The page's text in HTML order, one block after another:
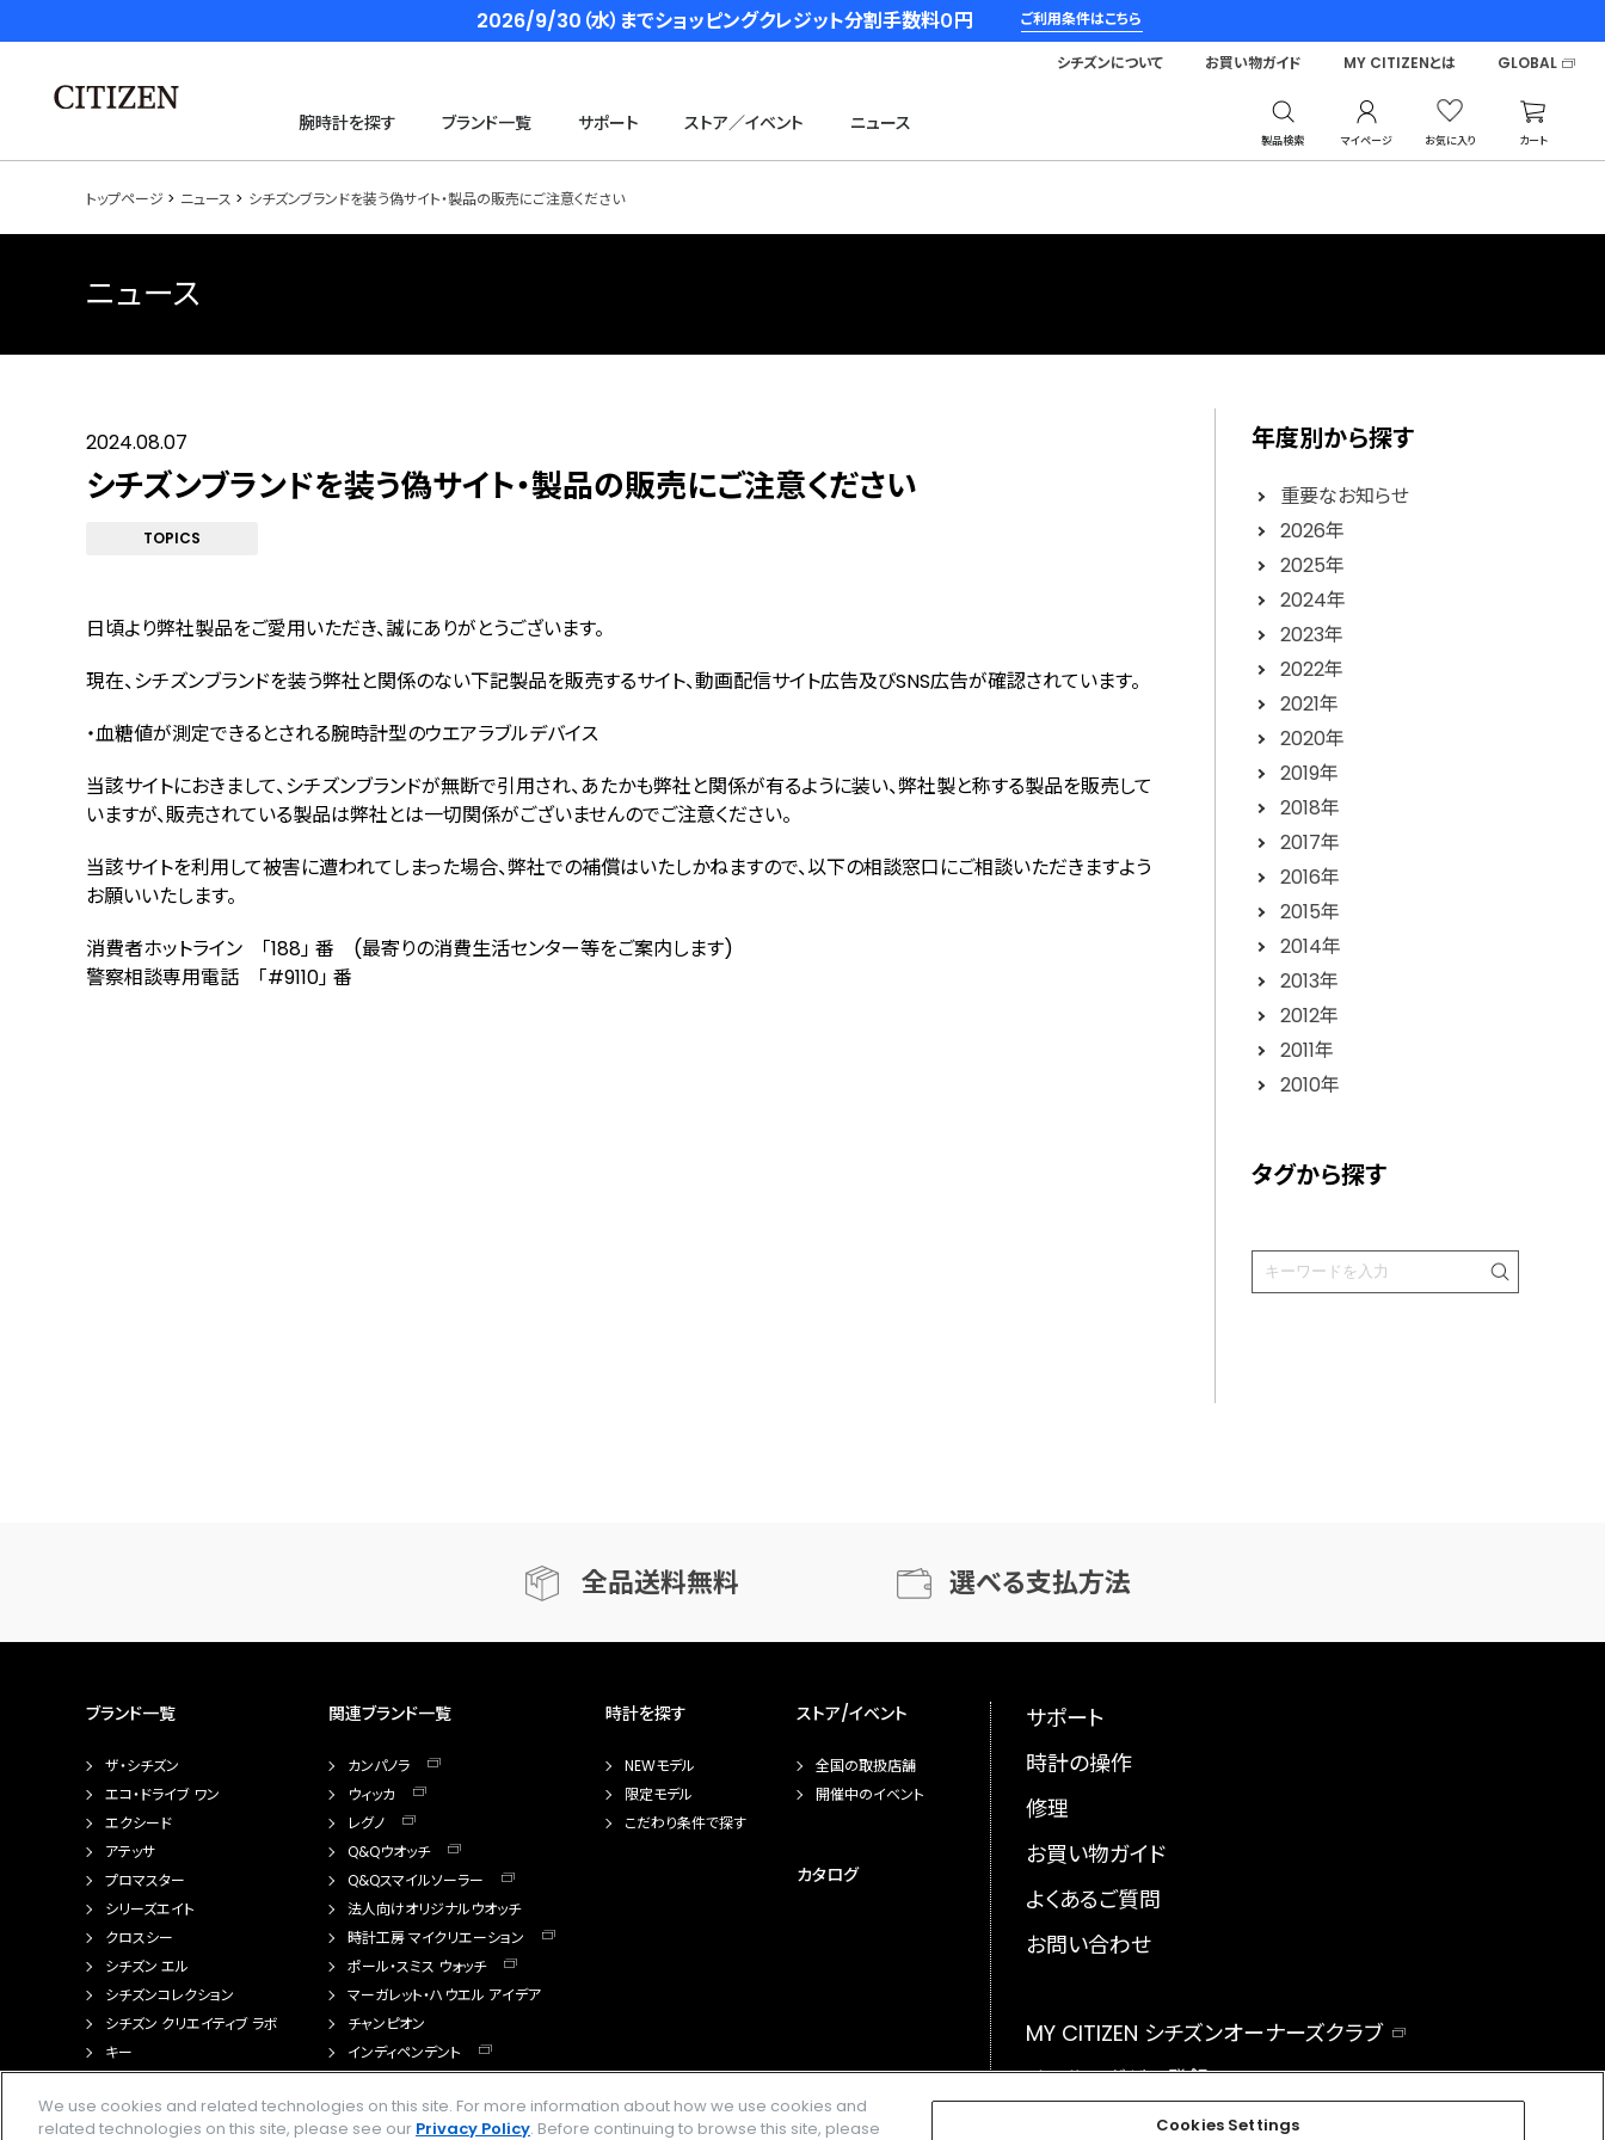
2026/9/30（水）までショッピングクレジット分割手数料０円 ご利用条件はこちら
腕時計を探す ブランド一覧 サポート ストア／イベント ニュース
製品検索 マイページ お気に入り カート
シチズンについて お買い物ガイド MY CITIZENとは GLOBAL
トップページ ニュース シチズンブランドを装う偽サイト・製品の販売にご注意ください
ニュース
2024.08.07
シチズンブランドを装う偽サイト・製品の販売にご注意ください
TOPICS
日頃より弊社製品をご愛用いただき、誠にありがとうございます。
現在、シチズンブランドを装う弊社と関係のない下記製品を販売するサイト、動画配信サイト広告及びSNS広告が確認されています。
・血糖値が測定できるとされる腕時計型のウエアラブルデバイス
当該サイトにおきまして、シチズンブランドが無断で引用され、あたかも弊社と関係が有るように装い、弊社製と称する製品を販売して
いますが、販売されている製品は弊社とは一切関係がございませんのでご注意ください。
当該サイトを利用して被害に遭われてしまった場合、弊社での補償はいたしかねますので、以下の相談窓口にご相談いただきますよう
お願いいたします。
消費者ホットライン ｢188｣ 番 (最寄りの消費生活センター等をご案内します)
警察相談専用電話 ｢#9110｣ 番
年度別から探す
重要なお知らせ
2026年
2025年
2024年
2023年
2022年
2021年
2020年
2019年
2018年
2017年
2016年
2015年
2014年
2013年
2012年
2011年
2010年
タグから探す
全品送料無料 選べる支払方法
ブランド一覧
ザ・シチズン
エコ・ドライブ ワン
エクシード
アテッサ
プロマスター
シリーズエイト
クロスシー
シチズン エル
シチズンコレクション
シチズン クリエイティブ ラボ
キー
関連ブランド一覧
カンパノラ
ウィッカ
レグノ
Q&Qウオッチ
Q&Qスマイルソーラー
法人向けオリジナルウオッチ
時計工房 マイクリエーション
ポール・スミス ウォッチ
マーガレット・ハウエル アイデア
チャンピオン
インディペンデント
時計を探す
NEWモデル
限定モデル
こだわり条件で探す
ストア/イベント
全国の取扱店舗
開催中のイベント
カタログ
サポート
時計の操作
修理
お買い物ガイド
よくあるご質問
お問い合わせ
MY CITIZEN シチズンオーナーズクラブ
メールマガジン登録
We use cookies and related technologies on this site. For more information about how we use cookies and
related technologies on this site, please see our Privacy Policy. Before continuing to browse this site, please Cookies Settings